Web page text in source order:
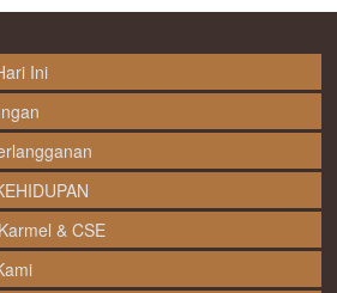
Ini
& CSE